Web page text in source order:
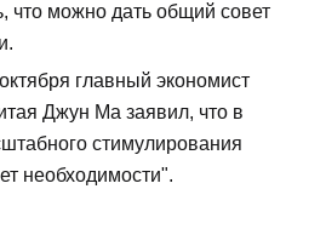
что можно дать общий совет
главный экономист
Джун Ма заявил, что в
стимулирования
необходимости".